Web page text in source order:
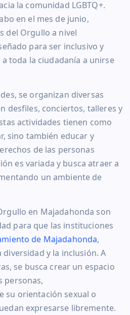
la comunidad LGBTQ+.
en el mes de junio,
del Orgullo a nivel
para ser inclusivo y
toda la ciudadanía a unirse
se organizan diversas
desfiles, conciertos, talleres y
actividades tienen como
sino también educar y
de las personas
es variada y busca atraer a
un ambiente de
en Majadahonda son
para que las instituciones
de Majadahonda,
y la inclusión. A
se busca crear un espacio
personas,
su orientación sexual o
expresarse libremente.